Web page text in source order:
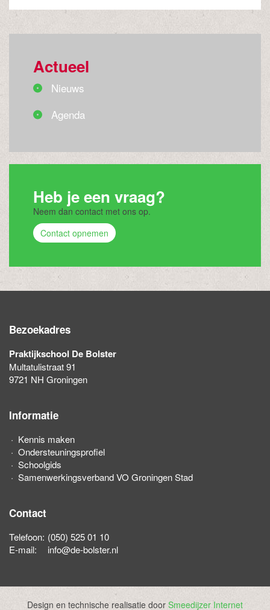
Actueel
Nieuws
Agenda
Heb je een vraag?
Neem dan contact met ons op.
Contact opnemen
Bezoekadres
Praktijkschool De Bolster
Multatulistraat 91
9721 NH Groningen
Informatie
Kennis maken
Ondersteuningsprofiel
Schoolgids
Samenwerkingsverband VO Groningen Stad
Contact
Telefoon: (050) 525 01 10
E-mail:
info@de-bolster.nl
Design en technische realisatie door Smeedijzer Internet